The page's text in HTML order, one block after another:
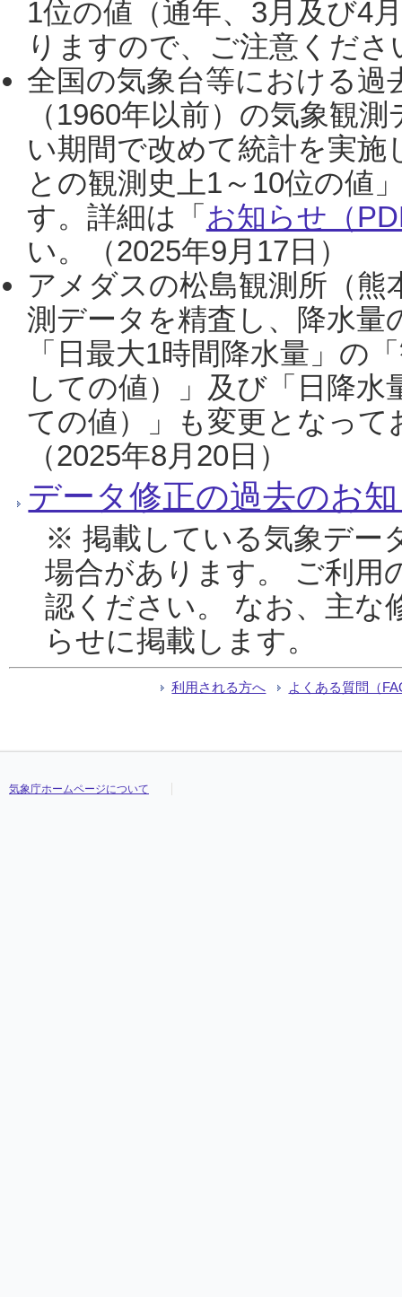
1位の値（通年、3月及び4
りますので、ご注意くだ
全国の気象台等における過
（1960年以前）の気象観
い期間で改めて統計を実
との観測史上1～10位の値
す。詳細は「 お知らせ（
い。（2025年9月17日）
アメダスの松島観測所（熊
測データを精査し、降水
「日最大1時間降水量」の
しての値）」及び「日降
ての値）」も変更となっ
（2025年8月20日）
データ修正の過去のお
※ 掲載している気象デー
場合があります。 ご利用
認ください。 なお、主な
らせに掲載します。
利用される方へ よくある質問（
気象庁ホームページについて